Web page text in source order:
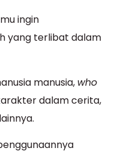
ingin
yang terlibat dalam
manusia, who
dalam cerita,